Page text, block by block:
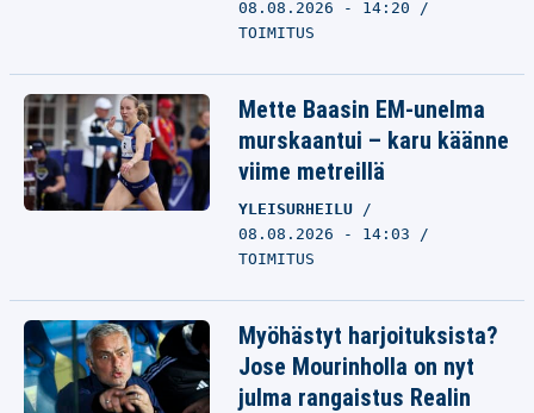
08.08.2026 - 14:20
TOIMITUS
Mette Baasin EM-unelma
murskaantui – karu käänne
viime metreillä
YLEISURHEILU
08.08.2026 - 14:03
TOIMITUS
Myöhästyt harjoituksista?
Jose Mourinholla on nyt
julma rangaistus Realin